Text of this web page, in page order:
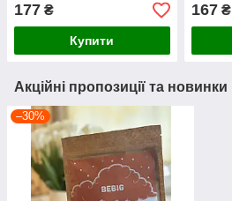
177 ₴
Купити
167₴
Акційні пропозиції та новинки
–30%